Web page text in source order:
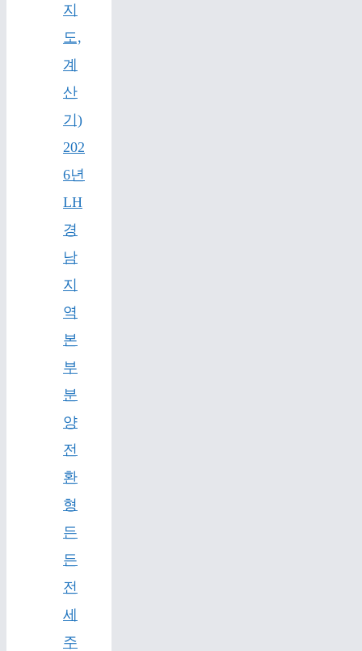
지
도,
계
산
기)
202
6년
LH
경
남
지
역
본
부
분
양
전
환
형
든
든
전
세
주